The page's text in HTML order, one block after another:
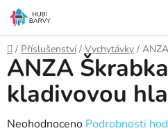
Přejít
na
obsah
Domů
/ Příslušenství / Vychytávky /
ANZA
kladivovou
Průměrné
Neohodnoceno Podrobnosti